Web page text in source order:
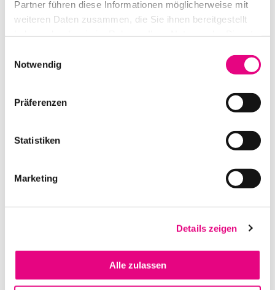
Partner führen diese Informationen möglicherweise mit
weiteren Daten zusammen, die Sie ihnen bereitgestellt
Notwendig
Präferenzen
Statistiken
Marketing
Details zeigen
Alle zulassen
Dieses Jahr hat der SWR als
Überraschung der BSB
07. AUGUST 2022